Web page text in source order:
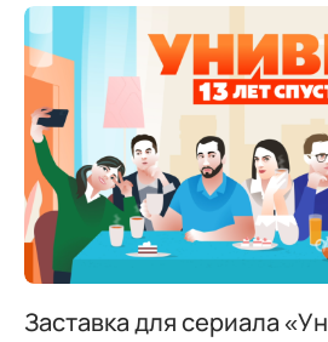
Заставка для сериала